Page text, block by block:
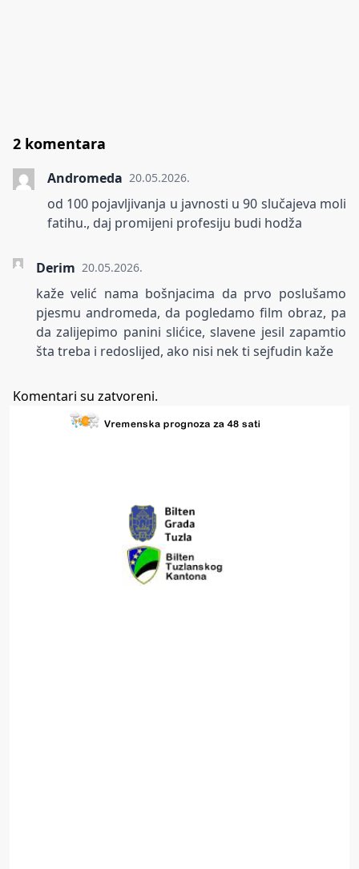
2 komentara
Andromeda 20.05.2026.
od 100 pojavljivanja u javnosti u 90 slučajeva moli
fatihu., daj promijeni profesiju budi hodža
Derim 20.05.2026.
kaže velić nama bošnjacima da prvo poslušamo
pjesmu andromeda, da pogledamo film obraz, pa
da zalijepimo panini slićice, slavene jesil zapamtio
šta treba i redoslijed, ako nisi nek ti sejfudin kaže
Komentari su zatvoreni.